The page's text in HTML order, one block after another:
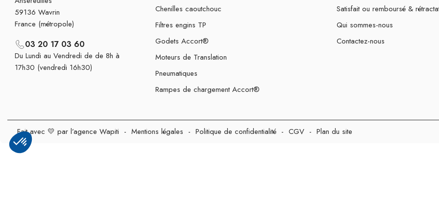
59136 Wavrin
France (métropole)
03 20 17 03 60
Du Lundi au Vendredi de de 8h à
17h30 (vendredi 16h30)
Chenilles caoutchouc
Filtres engins TP
Godets Accort®
Moteurs de Translation
Pneumatiques
Rampes de chargement Accort®
Satisfait ou remboursé &
Qui sommes-nous
Contactez-nous
Fait avec 💛 par l’agence Wapiti - Mentions légales - Politique de confidentialité - CGV - Plan du site